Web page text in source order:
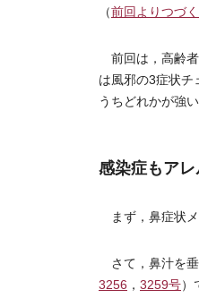
（前回よりつづく
前回は，高齢者
は風邪の3症状チ
うちどれかが強
感染症もア
まず，鼻症状メ
さて，鼻汁を
3256 ， 3259号）